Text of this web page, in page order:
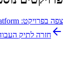
צפה בפרויקט:
חזרה לתיק